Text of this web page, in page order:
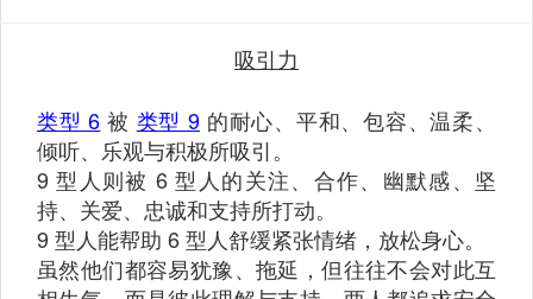
吸引力
类型 6 被 类型 9的耐心、平和、包容、温柔、
倾听、乐观与积极所吸引。
9 型人则被 6 型人的关注、合作、幽默感、坚
持、关爱、忠诚和支持所打动。
9 型人能帮助 6 型人舒缓紧张情绪，放松身心。
虽然他们都容易犹豫、拖延，但往往不会对此互